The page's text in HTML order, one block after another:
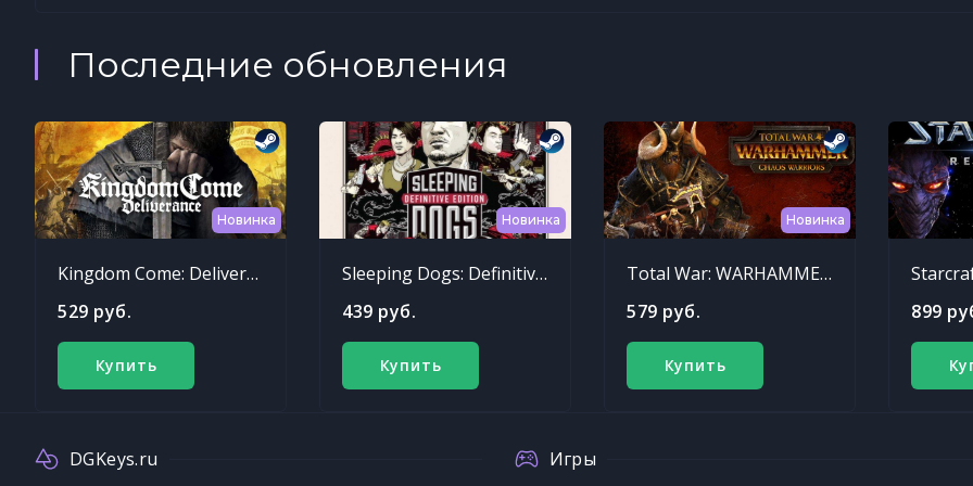
Последние обновления
Новинка
Kingdom Come: Deliverance
529 руб.
Купить
Новинка
Sleeping Dogs: Definitive Edition
439 руб.
Купить
Новинка
Total War: WARHAMMER - Chaos Warriors Race Pack
579 руб.
Купить
899
DGKeys.ru Игры